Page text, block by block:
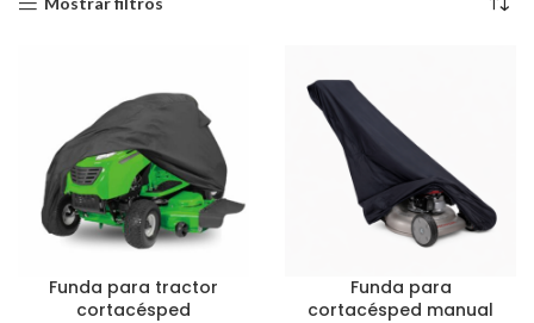
Funda para tractor
cortacésped
Funda para
cortacésped manual